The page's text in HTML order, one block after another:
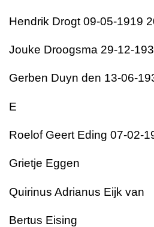
Hendrik Drogt 09-05-1919
Jouke Droogsma 29-12-
Gerben Duyn den 13-06-
E
Roelof Geert Eding 07-02-
Grietje Eggen
Quirinus Adrianus Eijk van
Bertus Eising